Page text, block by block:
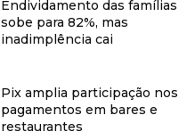
Endividamento das famílias
sobe para 82%, mas
inadimplência cai
Pix amplia participação nos
pagamentos em bares e
restaurantes